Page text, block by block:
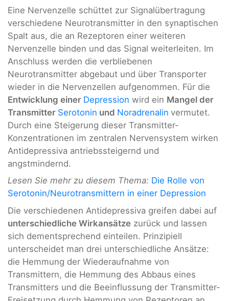
Eine Nervenzelle schüttet zur Signalübertragung
verschiedene Neurotransmitter in den synaptischen
Spalt aus, die an Rezeptoren einer weiteren
Nervenzelle binden und das Signal weiterleiten. Im
Anschluss werden die verbliebenen
Neurotransmitter abgebaut und über Transporter
wieder in die Nervenzellen aufgenommen. Für die
Entwicklung einer Depression wird ein Mangel der
Transmitter Serotonin und Noradrenalin vermutet.
Durch eine Steigerung dieser Transmitter-
Konzentrationen im zentralen Nervensystem wirken
Antidepressiva antriebssteigernd und
angstmindernd.
Lesen Sie mehr zu diesem Thema: Die Rolle von
Serotonin/Neurotransmittern in einer Depression
Die verschiedenen Antidepressiva greifen dabei auf
unterschiedliche Wirkansätze zurück und lassen
sich dementsprechend einteilen. Prinzipiell
unterscheidet man drei unterschiedliche Ansätze:
die Hemmung der Wiederaufnahme von
Transmittern, die Hemmung des Abbaus eines
Transmitters und die Beeinflussung der Transmitter-